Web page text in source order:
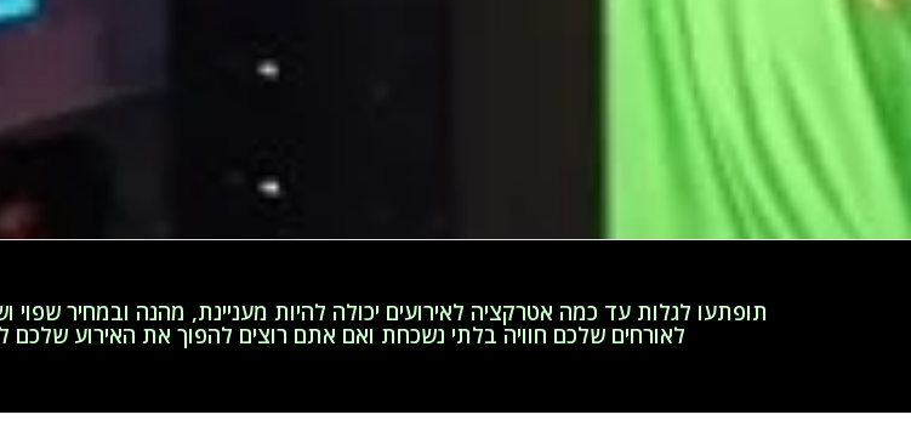
תופתעו לגלות עד כמה אטרקציה לאירועים יכולה להיות מעניינת, מהנה ובמחיר
לאורחים שלכם חוויה בלתי נשכחת ואם אתם רוצים להפוך את האירוע שלכם